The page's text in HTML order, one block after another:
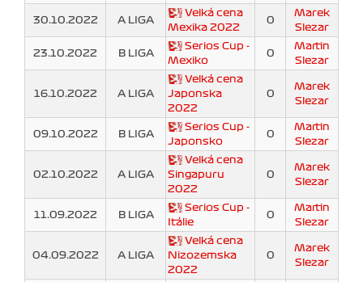
30.10.2022 A LIGA
Velká cena
Mexika 2022
0
Marek
Slezar
23.10.2022 B LIGA
Serios Cup -
Mexiko
0
Martin
Slezar
16.10.2022 A LIGA
Velká cena
Japonska
2022
0
Marek
Slezar
09.10.2022 B LIGA
Serios Cup -
Japonsko
0
Martin
Slezar
02.10.2022 A LIGA
Velká cena
Singapuru
2022
0
Marek
Slezar
11.09.2022 B LIGA
Serios Cup -
Itálie
0
Martin
Slezar
04.09.2022 A LIGA
Velká cena
Nizozemska
2022
0
Marek
Slezar